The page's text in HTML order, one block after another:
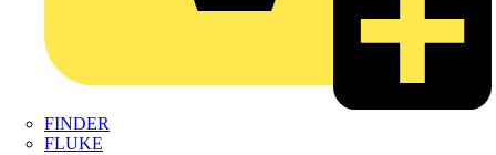
FINDER
FLUKE